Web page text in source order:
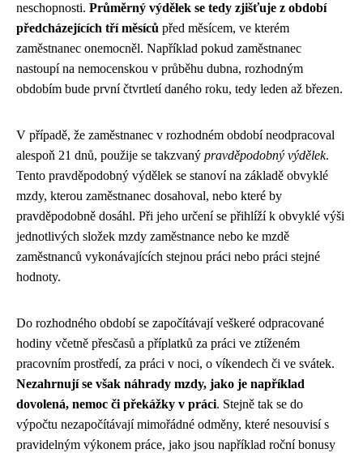
neschopnosti. Průměrný výdělek se tedy zjišťuje z období
předcházejících tří měsíců před měsícem, ve kterém
zaměstnanec onemocněl. Například pokud zaměstnanec
nastoupí na nemocenskou v průběhu dubna, rozhodným
obdobím bude první čtvrtletí daného roku, tedy leden až březen.
V případě, že zaměstnanec v rozhodném období neodpracoval
alespoň 21 dnů, použije se takzvaný pravděpodobný výdělek.
Tento pravděpodobný výdělek se stanoví na základě obvyklé
mzdy, kterou zaměstnanec dosahoval, nebo které by
pravděpodobně dosáhl. Při jeho určení se přihlíží k obvyklé výši
jednotlivých složek mzdy zaměstnance nebo ke mzdě
zaměstnanců vykonávajících stejnou práci nebo práci stejné
hodnoty.
Do rozhodného období se započítávají veškeré odpracované
hodiny včetně přesčasů a příplatků za práci ve ztíženém
pracovním prostředí, za práci v noci, o víkendech či ve svátek.
Nezahrnují se však náhrady mzdy, jako je například
dovolená, nemoc či překážky v práci. Stejně tak se do
výpočtu nezapočítávají mimořádné odměny, které nesouvisí s
pravidelným výkonem práce, jako jsou například roční bonusy